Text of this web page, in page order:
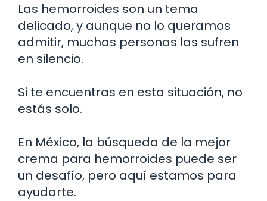
Las hemorroides son un tema
delicado, y aunque no lo queramos
admitir, muchas personas las sufren
en silencio.
Si te encuentras en esta situación, no
estás solo.
En México, la búsqueda de la mejor
crema para hemorroides puede ser
un desafío, pero aquí estamos para
ayudarte.